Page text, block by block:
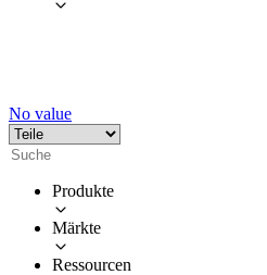
No value
Produkte
Märkte
Ressourcen